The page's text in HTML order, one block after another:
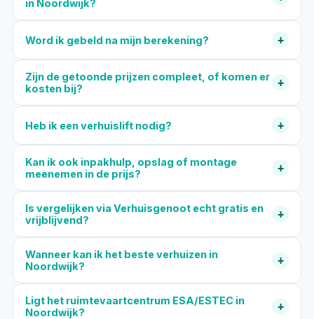
in Noordwijk?
Word ik gebeld na mijn berekening? +
Zijn de getoonde prijzen compleet, of komen er
kosten bij?
+
Heb ik een verhuislift nodig? +
Kan ik ook inpakhulp, opslag of montage
meenemen in de prijs?
+
Is vergelijken via Verhuisgenoot echt gratis en
vrijblijvend?
+
Wanneer kan ik het beste verhuizen in
Noordwijk?
+
Ligt het ruimtevaartcentrum ESA/ESTEC in
Noordwijk?
+